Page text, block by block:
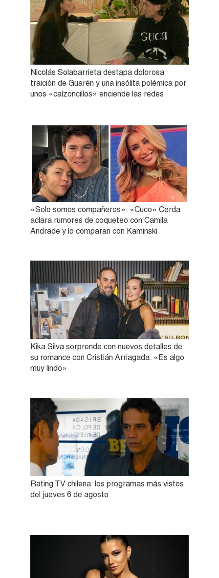
Nicolás Solabarrieta destapa dolorosa
traición de Guarén y una insólita polémica por
unos «calzoncillos» enciende las redes
«Solo somos compañeros»: «Cuco» Cerda
aclara rumores de coqueteo con Camila
Andrade y lo comparan con Kaminski
Kika Silva sorprende con nuevos detalles de
su romance con Cristián Arriagada: «Es algo
muy lindo»
Rating TV chilena: los programas más vistos
del jueves 6 de agosto